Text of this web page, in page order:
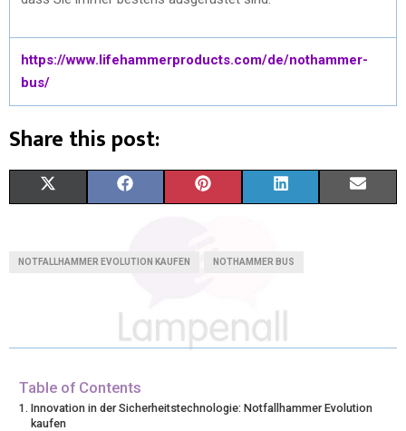
https://www.lifehammerproducts.com/de/nothammer-
bus/
Share this post:
T
T
E
B
O
K
E
R
S
D
N
NOTFALLHAMMER EVOLUTION KAUFEN NOTHAMMER BUS
Table of Contents
Innovation in der Sicherheitstechnologie: Notfallhammer Evolution
kaufen